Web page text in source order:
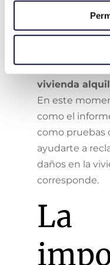
algunos
a reparar los
el
una demanda
vivienda
En este
como el
como pruebas
ayudarte a
daños en la
corresponde.
La